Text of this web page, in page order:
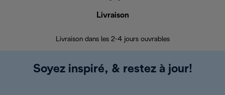
Livraison
Livraison dans les 2-4 jours ouvrables
Soyez inspiré, & restez à jour!